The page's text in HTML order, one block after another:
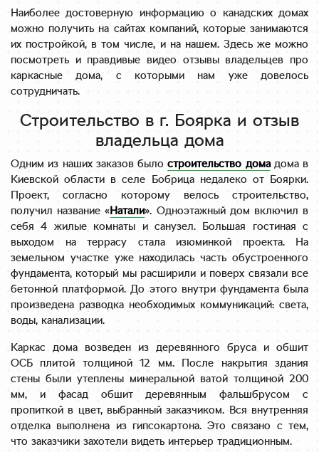
Наиболее достоверную информацию о канадских домах
можно получить на сайтах компаний, которые занимаются
их постройкой, в том числе, и на нашем. Здесь же можно
посмотреть и правдивые видео отзывы владельцев про
каркасные дома, с которыми нам уже довелось
сотрудничать.
Строительство в г. Боярка и отзыв
владельца дома
Одним из наших заказов былостроительство домадома в
Киевской области в селе Бобрица недалеко от Боярки.
Проект, согласно которому велось строительство,
получил название «Натали». Одноэтажный дом включил в
себя 4 жилые комнаты и санузел. Большая гостиная с
выходом на террасу стала изюминкой проекта. На
земельном участке уже находилась часть обустроенного
фундамента, который мы расширили и поверх связали все
бетонной платформой. До этого внутри фундамента была
произведена разводка необходимых коммуникаций: света,
воды, канализации.
Каркас дома возведен из деревянного бруса и обшит
ОСБ плитой толщиной 12 мм. После накрытия здания
стены были утеплены минеральной ватой толщиной 200
мм, и фасад обшит деревянным фальшбрусом с
пропиткой в цвет, выбранный заказчиком. Вся внутренняя
отделка выполнена из гипсокартона. Это связано с тем,
что заказчики захотели видеть интерьер традиционным.